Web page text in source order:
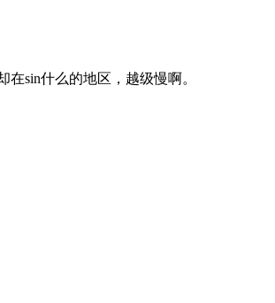
sin什么的地区，越级慢啊。